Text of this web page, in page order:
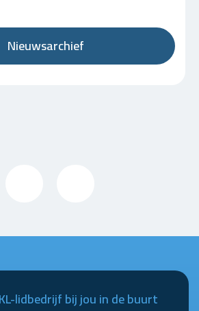
Nieuwsarchief
lidbedrijf bij jou in de buurt